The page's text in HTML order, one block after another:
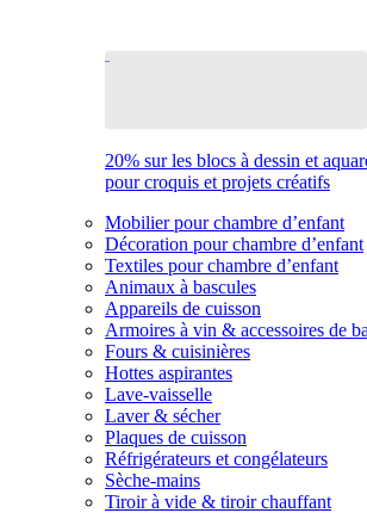
20% sur les blocs à dessin et
pour croquis et projets créatifs
Mobilier pour chambre d’enfant
Décoration pour chambre d’enfant
Textiles pour chambre d’enfant
Animaux à bascules
Appareils de cuisson
Armoires à vin & accessoires de
Fours & cuisinières
Hottes aspirantes
Lave-vaisselle
Laver & sécher
Plaques de cuisson
Réfrigérateurs et congélateurs
Sèche-mains
Tiroir à vide & tiroir chauffant